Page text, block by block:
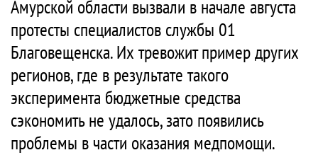
Амурской области вызвали в начале августа
протесты специалистов службы 01
Благовещенска. Их тревожит пример других
регионов, где в результате такого
эксперимента бюджетные средства
сэкономить не удалось, зато появились
проблемы в части оказания медпомощи.